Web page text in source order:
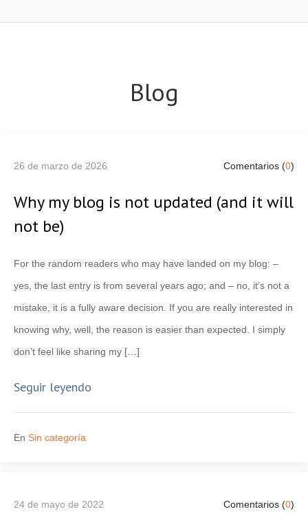
Blog
26 de marzo de 2026 Comentarios (0)
Why my blog is not updated (and it will
not be)
For the random readers who may have landed on my blog: –
yes, the last entry is from several years ago; and – no, it’s not a
mistake, it is a fully aware decision. If you are really interested in
knowing why, well, the reason is easier than expected. I simply
don’t feel like sharing my […]
Seguir leyendo
En Sin categoría
24 de mayo de 2022 Comentarios (0)